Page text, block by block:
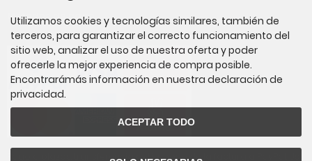
Métodos de pago
Pago a plazos: transferencia del importe de la factura a PayPal. Ust
Utilizamos cookies y tecnologías similares, también de
terceros, para garantizar el correcto funcionamiento del
sitio web, analizar el uso de nuestra oferta y poder
ofrecerle la mejor experiencia de compra posible.
Encontrarámás información en nuestra declaración de
privacidad.
ACEPTAR TODO